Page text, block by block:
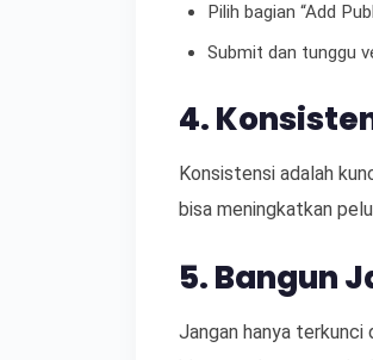
Pilih bagian “Add
Submit dan tunggu
4.
Konsistensi adalah
bisa meningkatkan
5. Bangun
Jangan hanya terkunci